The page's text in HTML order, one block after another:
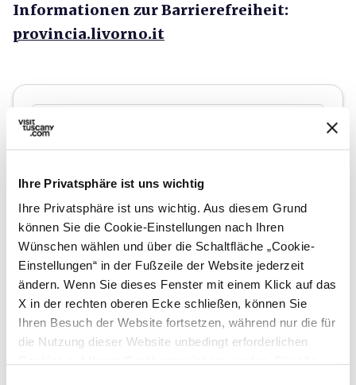
Ihre Privatsphäre ist uns wichtig
Ihre Privatsphäre ist uns wichtig. Aus diesem Grund
können Sie die Cookie-Einstellungen nach Ihren
Wünschen wählen und über die Schaltfläche „Cookie-
Einstellungen“ in der Fußzeile der Website jederzeit
ändern. Wenn Sie dieses Fenster mit einem Klick auf das
X in der rechten oberen Ecke schließen, können Sie
Ihren Besuch der Website fortsetzen, während nur die für
die Nutzung dieser Website unbedingt erforderlichen
Informationen zur Barrierefreiheit:
provincia.livorno.it
directions Wegbeschreibung
Hinweise